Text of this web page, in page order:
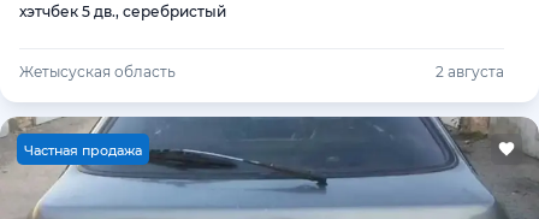
хэтчбек 5 дв., серебристый
Жетысуская область 2 августа
Частная продажа